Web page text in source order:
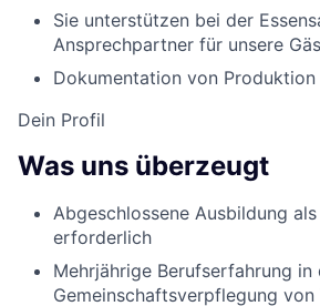
Sie unterstützen bei der
Ansprechpartner für unsere
Dokumentation von Produktion
Dein Profil
Was uns überzeugt
Abgeschlossene Ausbildung
erforderlich
Mehrjährige Berufserfahrung in
Gemeinschaftsverpflegung